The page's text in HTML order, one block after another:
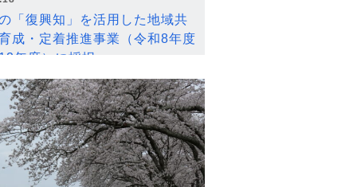
「復興知」を活用した地域共
成・定着推進事業（令和8年度
年度）に採択